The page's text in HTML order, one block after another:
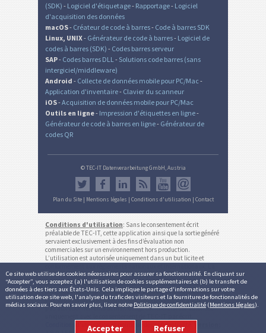
Ce site web utilise des cookies nécessaires pour assurer sa fonctionnalité. En cliquant sur
“Accepter”, vous acceptez (a) l'utilisation de cookies supplémentaires et (b) le transfert de
données à des tiers aux États-Unis. Cela implique le partage d'informations sur votre
utilisation de ce site web, l'analyse du trafic des visiteurs et la fourniture de fonctionnalités de
médias sociaux. Pour en savoir plus, lisez notre Politique de confidentialité (Mentions légales).
Accepter Refuser
(SDK) - Logiciel d'étiquetage- Rapportage- Logiciel
d'acquisition des données
macOS- Créateur de code à barres- Code à barres SDK
Linux, UNIX- Générateur de code à barres- Logiciel de
codes à barres (SDK) - Codes barres serveur
SAP- Codes barres DLL- Solutions code barres (sans
intergiciel/middleware)
Android - Collecte de données mobile pour PC/Mac -
Application d'inventaire- Clavier du scanneur
iOS-Acquisition de données mobile pour PC/Mac
Outils en ligne- Impression d'étiquettes en ligne-
Générateur de code à barres en ligne- Générateur de
codes QR
© TEC-IT Datenverarbeitung GmbH, Austria
Plan du Site| Mentions légales | Conditions d'utilisation | Contact
Conditions d'utilisation: Sans le consentement écrit
préalable de TEC-IT, cette application ainsi que la sortie généré
servaient exclusivement à des fins d’évaluation non
commerciales sur un environnement hors production.
L’utilisation est autorisée uniquement dans un but licite et
fonctionnalité, exactitude et/ou la disponibilité continue de ce
service ou les résultats générés ne sont pas garantis. Les
comptes inactifs (pas de login pour plus de 12 mois) peuvent
être supprimés automatiquement sans préavis (ne s'applique
pas aux abonnements actifs). Usage commercial est autorisée
Conditions d'utilisation et politique de confidentialité